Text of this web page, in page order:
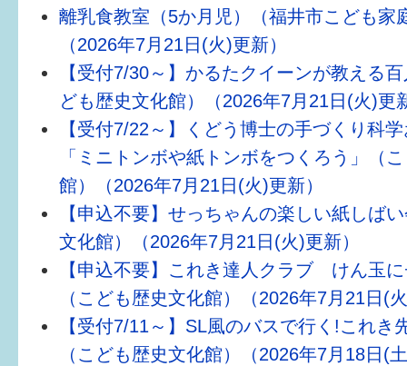
離乳食教室（5か月児）（福井市こども家
（2026年7月21日(火)更新）
【受付7/30～】かるたクイーンが教える
ども歴史文化館）（2026年7月21日(火)更
【受付7/22～】くどう博士の手づくり科
「ミニトンボや紙トンボをつくろう」（
館）（2026年7月21日(火)更新）
【申込不要】せっちゃんの楽しい紙しば
文化館）（2026年7月21日(火)更新）
【申込不要】これき達人クラブ けん玉
（こども歴史文化館）（2026年7月21日(
【受付7/11～】SL風のバスで行く!これき
（こども歴史文化館）（2026年7月18日(
6か月〜1歳
1歳〜3歳
3歳〜就学前
就学後〜
子育てマップ
イベントレポート
なるほどコラム
メールマガジン